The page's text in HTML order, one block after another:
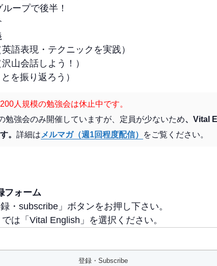
ープで後半！
語表現・テクニックを実践）
山会話しよう！）
を振り返ろう）
人規模の勉強会は休止中です。
勉強会のみ開催していますが、定員が少ないため、Vital
。 詳細は メルマガ（週1回程度配信） をご覧ください。
フォーム
・subscribe」ボタンをお押し下さい。
は「Vital English」を選択ください。